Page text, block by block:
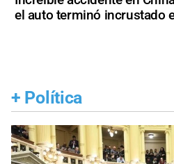
el auto terminó incrustado
+ Política